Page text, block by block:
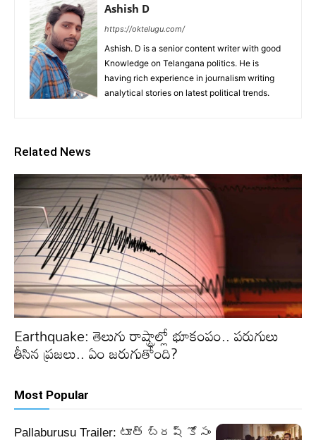
Ashish D
https://oktelugu.com/
Ashish. D is a senior content writer with good
Knowledge on Telangana politics. He is
having rich experience in journalism writing
analytical stories on latest political trends.
Related News
Earthquake: తెలుగు రాష్ట్రాల్లో భూకంపం.. పరుగులు
తీసిన ప్రజలు.. ఏం జరుగుతోంది?
Most Popular
Pallaburusu Trailer: టూత్ బ్రష్ కోసం